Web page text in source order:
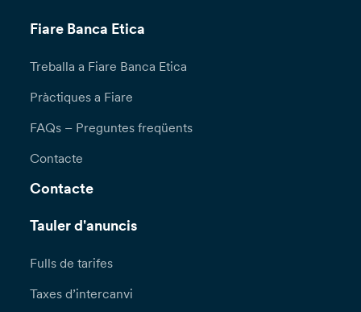
Fiare Banca Etica
Treballa a Fiare Banca Etica
Pràctiques a Fiare
FAQs – Preguntes freqüents
Contacte
Contacte
Tauler d'anuncis
Fulls de tarifes
Taxes d’intercanvi